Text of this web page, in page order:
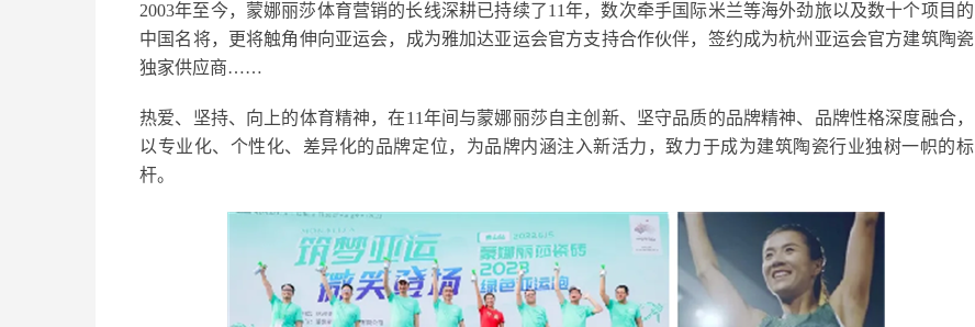
2003年至今，蒙娜丽莎体育营销的长线深耕已持续了11年，数次牵手国际米兰等海外劲旅以及数十个项目的
中国名将，更将触角伸向亚运会，成为雅加达亚运会官方支持合作伙伴，签约成为杭州亚运会官方建筑陶瓷
独家供应商……
热爱、坚持、向上的体育精神，在11年间与蒙娜丽莎自主创新、坚守品质的品牌精神、品牌性格深度融合，
以专业化、个性化、差异化的品牌定位，为品牌内涵注入新活力，致力于成为建筑陶瓷行业独树一帜的标
杆。